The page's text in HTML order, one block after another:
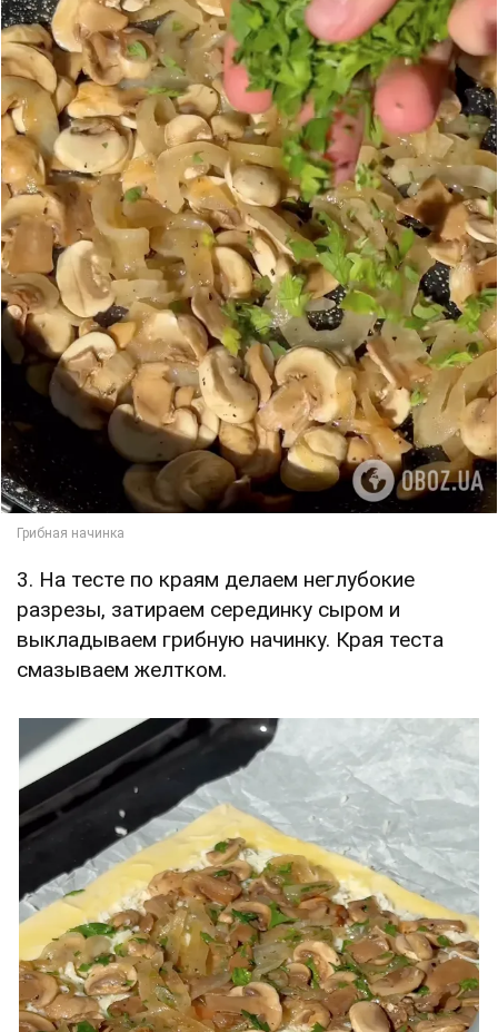
3. На тесте по краям делаем неглубокие
разрезы, затираем серединку сыром и
выкладываем грибную начинку. Края теста
смазываем желтком.